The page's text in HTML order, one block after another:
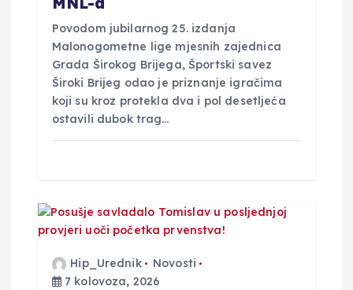
Povodom jubilarnog 25. izdanja
Malonogometne lige mjesnih zajednica
Grada Širokog Brijega, Športski savez
Široki Brijeg odao je priznanje igračima
koji su kroz protekla dva i pol desetljeća
ostavili dubok trag…
Hip_Urednik
Novosti
7 kolovoza, 2026